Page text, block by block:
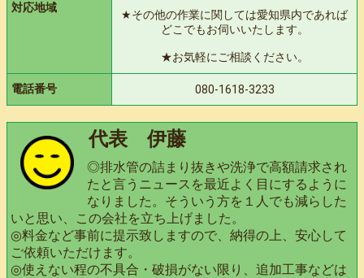
対応地域
★その他の作業に関しては愛知県内であれば
どこでもお伺いいたします。
★お気軽にご相談ください。
電話番号 080-1618-3233
代表 伊藤
◎排水管の詰まり抜きや洗浄で高額請求され
たと言うニュースを最近よく目にするように
なりました。そういう方を１人でも減らした
いと思い、この会社を立ち上げました。
◎料金など事前に提示致しますので、納得の上、安心して
ご依頼いただけます。
◎使えない程の不具合・破損がない限り、追加工事などは